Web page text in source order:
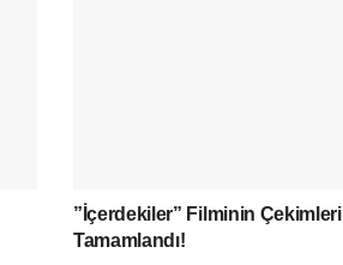
”İçerdekiler” Filminin Çekimleri
Tamamlandı!